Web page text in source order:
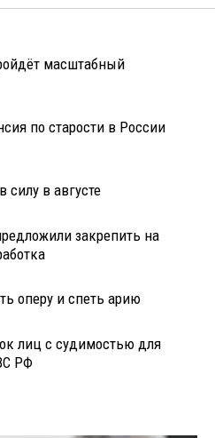
масштабный
по старости в России
в августе
закрепить на
оперу и спеть арию
лиц с судимостью для
РФ